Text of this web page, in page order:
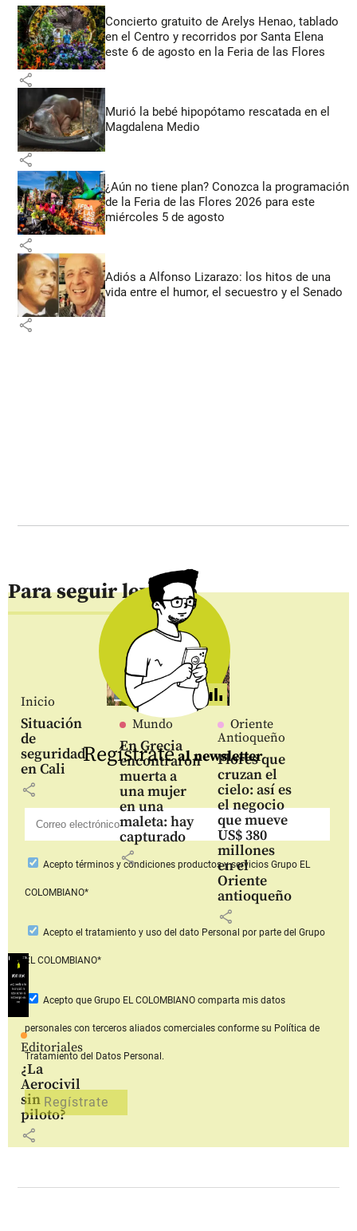
Concierto gratuito de Arelys Henao, tablado
en el Centro y recorridos por Santa Elena
este 6 de agosto en la Feria de las Flores
share
Murió la bebé hipopótamo rescatada en el
Magdalena Medio
share
¿Aún no tiene plan? Conozca la programación
de la Feria de las Flores 2026 para este
miércoles 5 de agosto
share
Adiós a Alfonso Lizarazo: los hitos de una
vida entre el humor, el secuestro y el Senado
share
Para seguir leyendo
Inicio
Situación
de
seguridad
en Cali
share
Mundo
En Grecia
encontraron
muerta a
una mujer
en una
maleta: hay
capturado
share
Oriente
Antioqueño
Flores que
cruzan el
cielo: así es
el negocio
que mueve
US$ 380
millones
en el
Oriente
antioqueño
share
Editoriales
¿La
Aerocivil
sin
piloto?
share
Regístrateal newsletter
Aceptotérminos y condiciones productos y serviciosGrupo EL
COLOMBIANO*
Acepto el tratamiento y uso del dato Personal por parte del Grupo
EL COLOMBIANO*
Acepto que Grupo EL COLOMBIANOcomparta mis datos
personales con terceros aliados comerciales conforme su Política de
Tratamiento del Datos Personal.